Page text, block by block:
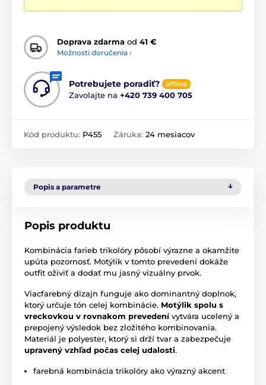
Doprava zdarma od 41 €
Možnosti doručenia ›
Potrebujete poradiť? offline
Zavolajte na +420 739 400 705
Kód produktu: P455 Záruka: 24 mesiacov
Popis a parametre
Popis produktu
Kombinácia farieb trikolóry pôsobí výrazne a okamžite
upúta pozornosť. Motýlik v tomto prevedení dokáže
outfit oživiť a dodať mu jasný vizuálny prvok.
Viacfarebný dizajn funguje ako dominantný doplnok,
ktorý určuje tón celej kombinácie. Motýlik spolu s
vreckovkou v rovnakom prevedenívytvára ucelený a
prepojený výsledok bez zložitého kombinovania.
Materiál je polyester, ktorý si drží tvar a zabezpečuje
upravený vzhľad počas celej udalosti.
farebná kombinácia trikolóry ako výrazný akcent